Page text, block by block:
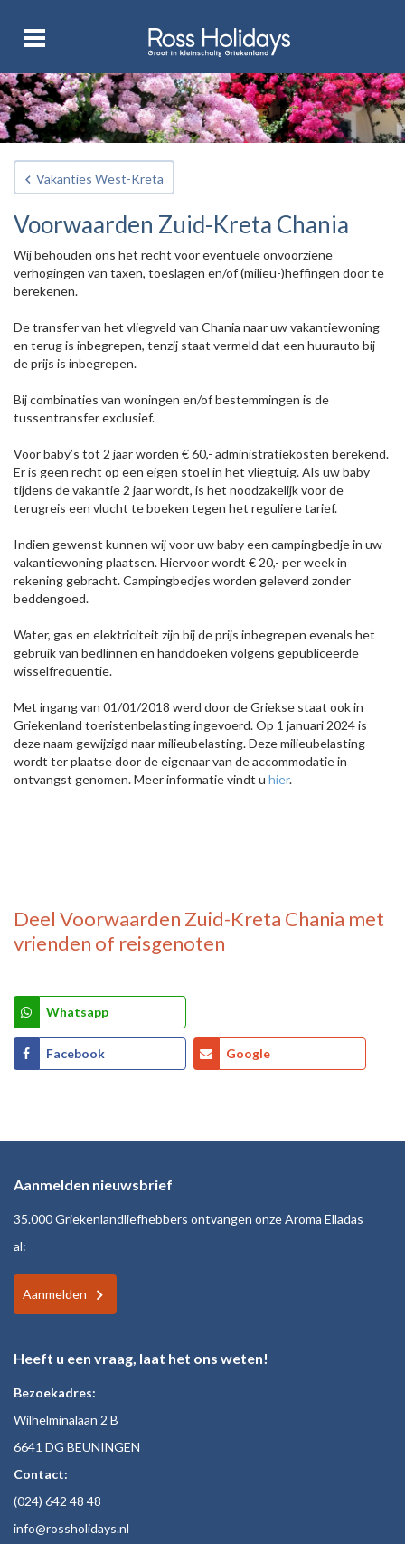
Vakanties West-Kreta
Voorwaarden Zuid-Kreta Chania
Wij behouden ons het recht voor eventuele onvoorziene
verhogingen van taxen, toeslagen en/of (milieu-)heffingen door te
berekenen.
De transfer van het vliegveld van Chania naar uw vakantiewoning
en terug is inbegrepen, tenzij staat vermeld dat een huurauto bij
de prijs is inbegrepen.
Bij combinaties van woningen en/of bestemmingen is de
tussentransfer exclusief.
Voor baby’s tot 2 jaar worden € 60,- administratiekosten berekend.
Er is geen recht op een eigen stoel in het vliegtuig. Als uw baby
tijdens de vakantie 2 jaar wordt, is het noodzakelijk voor de
terugreis een vlucht te boeken tegen het reguliere tarief.
Indien gewenst kunnen wij voor uw baby een campingbedje in uw
vakantiewoning plaatsen. Hiervoor wordt € 20,- per week in
rekening gebracht. Campingbedjes worden geleverd zonder
beddengoed.
Water, gas en elektriciteit zijn bij de prijs inbegrepen evenals het
gebruik van bedlinnen en handdoeken volgens gepubliceerde
wisselfrequentie.
Met ingang van 01/01/2018 werd door de Griekse staat ook in
Griekenland toeristenbelasting ingevoerd. Op 1 januari 2024 is
deze naam gewijzigd naar milieubelasting. Deze milieubelasting
wordt ter plaatse door de eigenaar van de accommodatie in
ontvangst genomen. Meer informatie vindt u hier.
Deel Voorwaarden Zuid-Kreta Chania met
vrienden of reisgenoten
Whatsapp
Facebook Google
Aanmelden nieuwsbrief
35.000 Griekenlandliefhebbers ontvangen onze Aroma Elladas
al:
Aanmelden
Heeft u een vraag, laat het ons weten!
Bezoekadres:
Wilhelminalaan 2 B
6641 DG BEUNINGEN
Contact:
(024) 642 48 48
info@rossholidays.nl